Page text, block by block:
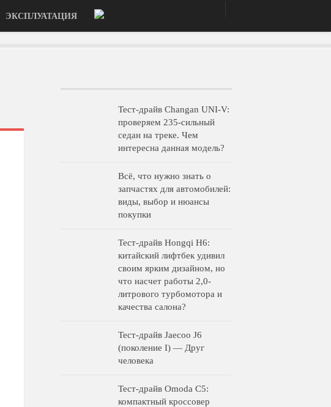
ЭКСПЛУАТАЦИЯ
Тест-драйв Changan UNI-V:
проверяем 235-сильный
седан на треке. Чем
интересна данная модель?
Всё, что нужно знать о
запчастях для автомобилей:
виды, выбор и нюансы
покупки
Тест-драйв Hongqi H6:
китайский лифтбек удивил
своим ярким дизайном, но
что насчет работы 2,0-
литрового турбомотора и
качества салона?
Тест-драйв Jaecoo J6
(поколение I) — Друг
человека
Тест-драйв Omoda C5:
компактный кроссовер